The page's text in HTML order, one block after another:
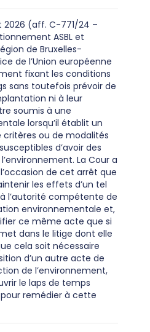
2026 (aff. C-771/24 –
ASBL et
de Bruxelles-
de l’Union européenne
fixant les conditions
sans toutefois prévoir de
ni à leur
soumis à une
lorsqu’il établit un
ou de modalités
d’avoir des
La Cour a
de cet arrêt que
les effets d’un tel
l’autorité compétente de
environnementale et,
ce même acte que si
dans le litige dont elle
cela soit nécessaire
d’un autre acte de
de l’environnement,
le laps de temps
remédier à cette